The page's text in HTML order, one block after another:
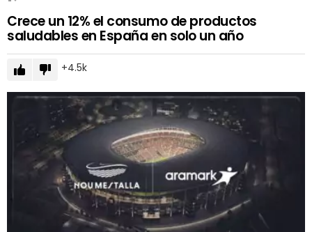
Crece un 12% el consumo de productos
saludables en España en solo un año
4.5k